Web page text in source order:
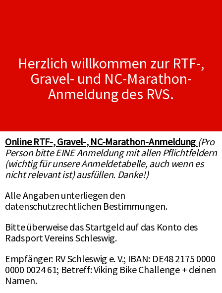
Herzlich willkommen zur RTF-,
Gravel- und NC-Marathon-
Anmeldung des RVS.
Online RTF-, Gravel-, NC-Marathon-Anmeldung (Pro
Person bitte EINE Anmeldung mit allen Pflichtfeldern
(wichtig für unsere Anmeldetabelle, auch wenn es
nicht relevant ist) ausfüllen. Danke!)
Alle Angaben unterliegen den
datenschutzrechtlichen Bestimmungen.
Bitte überweise das Startgeld auf das Konto des
Radsport Vereins Schleswig.
Empfänger: RV Schleswig e. V.; IBAN: DE48 2175 0000
0000 0024 61; Betreff: Viking Bike Challenge + deinen
Namen.